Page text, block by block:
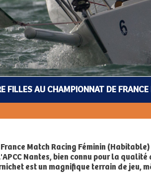
FILLES AU CHAMPIONNAT DE
Match Racing Féminin
Nantes, bien connu pour la
est un magnifique terrain de jeu,